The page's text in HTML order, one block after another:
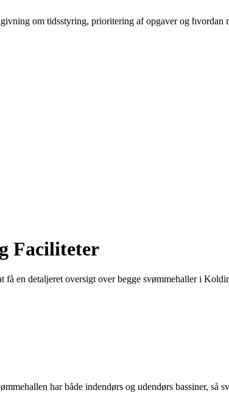
om tidsstyring, prioritering af opgaver og hvordan
Faciliteter
en detaljeret oversigt over begge svømmehaller i
har både indendørs og udendørs bassiner, så